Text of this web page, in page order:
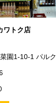
ワトク店
園1-10-1 パル